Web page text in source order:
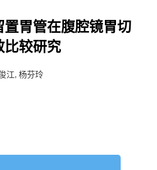
置胃管在腹腔镜胃切
比较研究
江, 杨芬玲